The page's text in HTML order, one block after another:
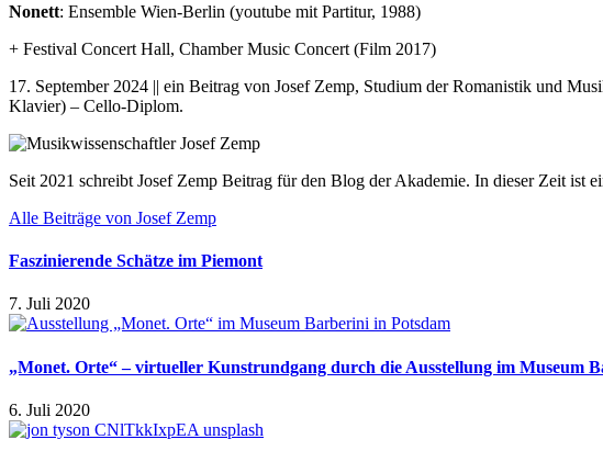
Nonett: Ensemble Wien-Berlin (youtube mit Partitur, 1988)
+ Festival Concert Hall, Chamber Music Concert (Film 2017)
17. September 2024 || ein Beitrag von Josef Zemp, Studium der Romanistik und
Klavier) – Cello-Diplom.
Seit 2021 schreibt Josef Zemp Beitrag für den Blog der Akademie. In dieser Zeit ist
Alle Beiträge von Josef Zemp
Faszinierende Schätze im Piemont
7. Juli 2020
„Monet. Orte“ – virtueller Kunstrundgang durch die Ausstellung im Museum
6. Juli 2020